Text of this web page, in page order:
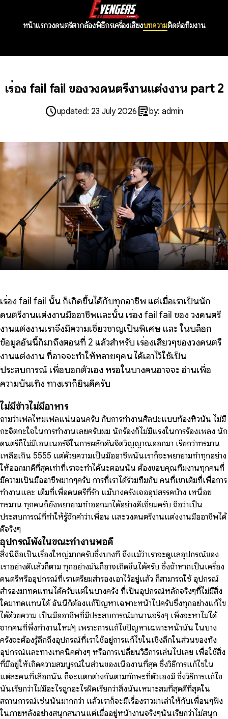
หน้าแรกวงดนตรีตากล้องพิธีกรเครื่องเสียงบทความติดต่อทีมงาน
เรื่อง fail fail ของวงดนตรีงานแต่งงาน part 2
scheduleupdated: 23 July 2026 article_personby: admin
เรื่อง fail fail นั้น ก็เกิดขึ้นได้กับทุกอาชีพ แต่เมื่อเราเป็นนัก
ดนตรีงานแต่งงานมืออาชีพและนั้น เรื่อง fail fail ของ วงดนตรี
งานแต่งงานเราจึงมีความเชี่ยวชาญเป็นพิเศษ และ ในบล็อก
ข้อมูลอันนี้ก็มาถึงตอนที่ 2 แล้วสำหรับ เรื่องเสียวๆของวงดนตรี
งานแต่งงาน ที่อาจจะทำให้หลายๆคน ได้เอาไว้ใช้เป็น
ประสบการณ์ เพื่อบอกตัวเอง หรือในบางคนอาจจะ อ่านเพื่อ
ความบันเทิง ทางเราก็ยินดีครับ
ไม่มีข้าวไม่มีอาหาร
ถามว่าเฟลไหมเฟลแน่นอนครับ กับการทำงานศิลปะแบบท้องหิวนั้น ไม่มี
กะจิตกะใจในการทำงานเลยครับผม นักร้องก็ไม่มีแรงในการร้องเพลง นัก
ดนตรีก็ไม่มีเอนเนอร์จีในการผลักดันจิตวิญญาณออกมา เรียกว่าทรมาน
เหลือเกิน 5555 แต่ด้วยความเป็นมืออาชีพนั้นเราก็จะพยายามทำทุกอย่าง
ให้ออกมาดีที่สุดเท่าที่เราจะทำได้นะตอนนั้น ต้องขอบคุณทีมงานทุกคนที่
มีความเป็นมืออาชีพมากๆครับ การที่เราได้ร่วมทีมกับ คนที่เขาเต็มที่เพื่อการ
ทำงานและ เต็มที่เพื่อดนตรีที่รัก แม้บางครั้งเจออุปสรรคบ้าง เหนื่อย
ทรมาน ทุกคนก็ยังพยายามทำออกมาได้อย่างดีเยี่ยมครับ ถือว่าเป็น
ประสบการณ์ที่ทำให้รู้จักคำว่าเพื่อน และวงดนตรีงานแต่งงานมืออาชีพได้
ดีจริงๆ
อุปกรณ์พังในขณะทำงานพอดี
สิ่งนี้ถือเป็นเรื่องใหญ่มากครับซึ่งบางที ถึงแม้ว่าเราจะดูแลอุปกรณ์ของ
เราอย่างดีแล้วก็ตาม ทุกอย่างมันก็อาจเกิดขึ้นได้ครับ ซึ่งถ้าหากเป็นเครื่อง
ดนตรีหรืออุปกรณ์ที่เราเตรียมสำรองเอาไว้อยู่แล้ว ก็สามารถใช้ อุปกรณ์
สำรองมาทดแทนได้ครับแต่ในบางครั้ง ที่เป็นอุปกรณ์หลักจริงๆที่ไม่มีสิ่ง
ใดมาทดแทนได้ อันนี้ก็ต้องแก้ปัญหาเฉพาะหน้าไปครับซึ่งทุกอย่างแก้ไข
ได้ด้วยความ เป็นมืออาชีพที่มีประสบการณ์มานานจริงๆ เพิ่งจะหาไม่ได้
จากคนที่พึ่งทำงานใหม่ๆ เพราะการแก้ไขปัญหาเฉพาะหน้านั้น ในบาง
ครั้งจะต้องรู้ลึกถึงอุปกรณ์ที่เราใช้อยู่การแก้ไขในเชิงลึกในส่วนของทั้ง
อุปกรณ์และทางเทคนิคต่างๆ หรือการเปลี่ยนวิธีการเล่นไปเลย เพื่อใช้สิ่ง
ที่มีอยู่ให้เกิดความสมบูรณ์ในส่วนของเนื้องานที่สุด ซึ่งวิธีการแก้ไขใน
แต่ละคนที่เลือกนั้น ก็จะแตกต่างกันตามทักษะที่ตัวเองมี ซึ่งวิธีการแก้ไข
นั้นเรียกว่าไม่มีอะไรถูกอะไรผิดเรียกว่าสิ่งนั้นเหมาะสมที่สุดดีที่สุดใน
สถานการณ์เช่นนั้นมากกว่า แล้วเราก็จะมีเรื่องราวมาเล่าให้กับเพื่อนๆฟัง
ในภายหลังอย่างสนุกสนานแต่เมื่ออยู่หน้างานจริงๆนั้นเรียกว่าไม่สนุก